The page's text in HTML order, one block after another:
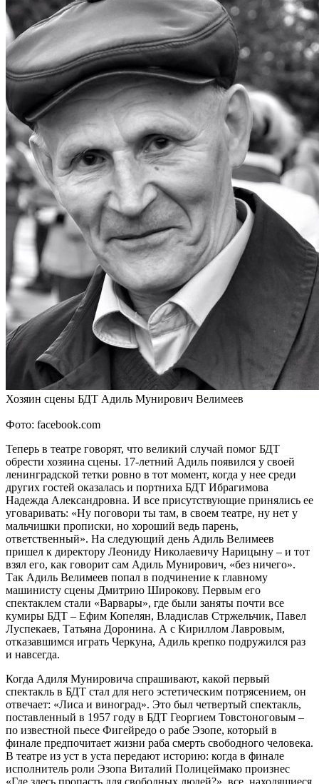
Хозяин сцены БДТ Адиль Мунирович Велимеев
Фото: facebook.com
Теперь в театре говорят, что великий случай помог БДТ
обрести хозяина сцены. 17-летний Адиль появился у своей
ленинградской тетки ровно в тот момент, когда у нее среди
других гостей оказалась и портниха БДТ Ибрагимова
Надежда Александровна. И все присутствующие принялись ее
уговаривать: «Ну поговори ты там, в своем театре, ну нет у
мальчишки прописки, но хороший ведь парень,
ответственный». На следующий день Адиль Велимеев
пришел к директору Леониду Николаевичу Нарицыну – и тот
взял его, как говорит сам Адиль Мунирович, «без ничего».
Так Адиль Велимеев попал в подчинение к главному
машинисту сцены Дмитрию Широкову. Первым его
спектаклем стали «Варвары», где были заняты почти все
кумиры БДТ – Ефим Копелян, Владислав Стржельчик, Павел
Луспекаев, Татьяна Доронина. А с Кириллом Лавровым,
отказавшимся играть Черкуна, Адиль крепко подружился раз
и навсегда.
Когда Адиля Мунировича спрашивают, какой первый
спектакль в БДТ стал для него эстетическим потрясением, он
отвечает: «Лиса и виноград». Это был четвертый спектакль,
поставленный в 1957 году в БДТ Георгием Товстоноговым –
по известной пьесе Фигейредо о рабе Эзопе, который в
финале предпочитает жизни раба смерть свободного человека.
В театре из уст в уста передают историю: когда в финале
исполнитель роли Эзопа Виталий Полицеймако произнес
«Где здесь пропасть для свободных людей?», все, находящиеся